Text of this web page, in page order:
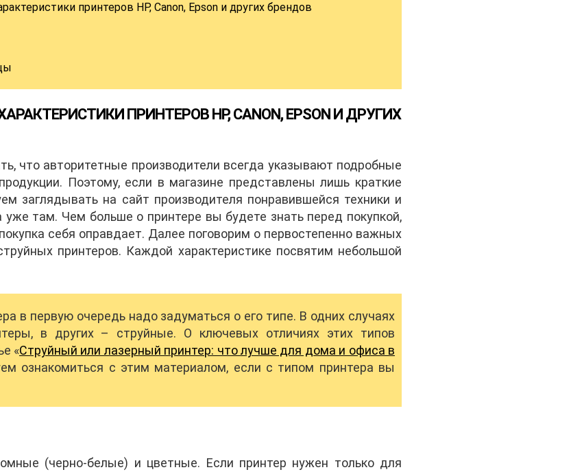
принтеров HP, Canon, Epson и других брендов
ПРИНТЕРОВ HP, CANON, EPSON И ДРУГИХ
что авторитетные производители всегда указывают подробные
Поэтому, если в магазине представлены лишь краткие
заглядывать на сайт производителя понравившейся техники и
уже там. Чем больше о принтере вы будете знать перед покупкой,
себя оправдает. Далее поговорим о первостепенно важных
принтеров. Каждой характеристике посвятим небольшой
в первую очередь надо задуматься о его типе. В одних случаях
в других – струйные. О ключевых отличиях этих типов
«Струйный или лазерный принтер: что лучше для дома и офиса в
ознакомиться с этим материалом, если с типом принтера вы
(черно-белые) и цветные. Если принтер нужен только для